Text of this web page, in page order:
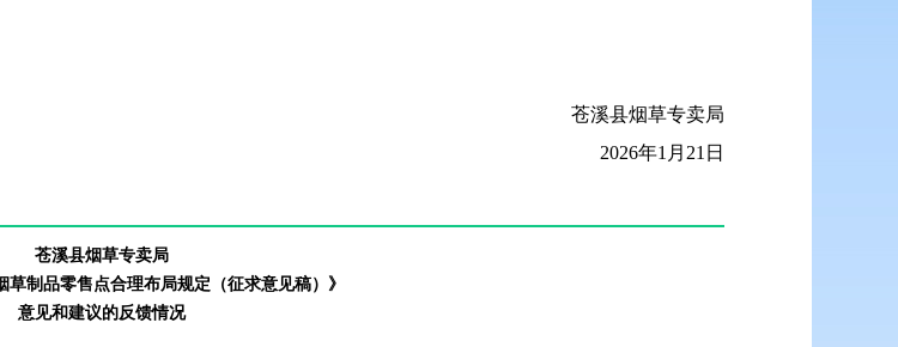
苍溪县烟草专卖局
2026年1月21日
苍溪县烟草专卖局
草制品零售点合理布局规定（征求意见稿）》
意见和建议的反馈情况